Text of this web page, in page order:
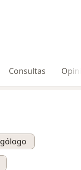
Consultas